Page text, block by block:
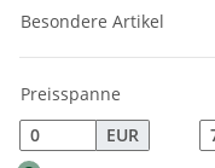
Besondere Artikel
Preisspanne
EUR